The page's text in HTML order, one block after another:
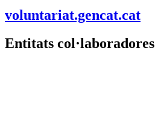
voluntariat.gencat.cat
Entitats col·laboradores